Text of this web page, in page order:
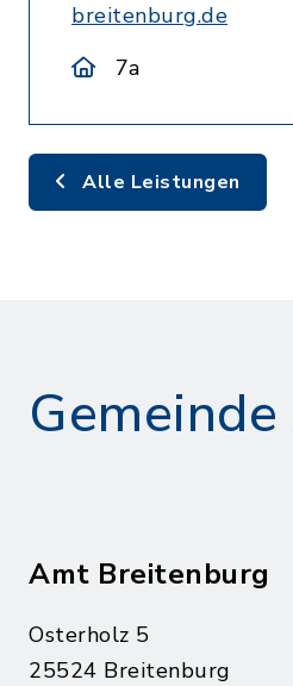
breitenburg.de
7a
Alle Leistungen
Amt Breitenburg
Osterholz 5
25524 Breitenburg